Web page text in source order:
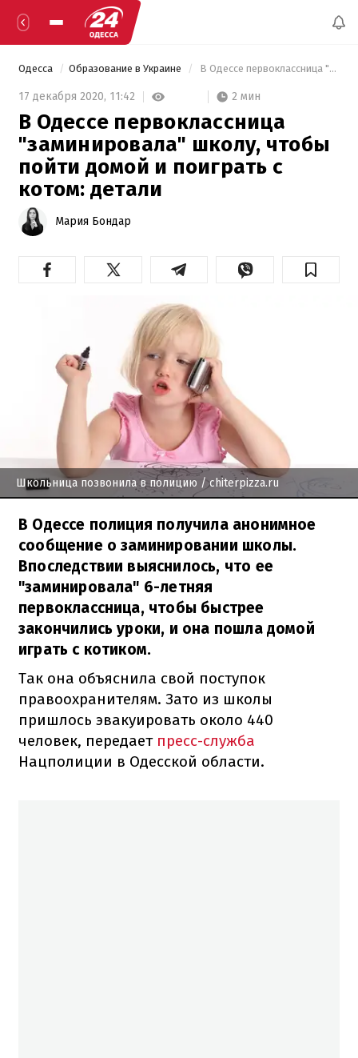
Одесса Образование в Украине В Одессе первоклассница "заминировала" школу, чтобы пойти домой и поиграть с котом: детали
17 декабря 2020, 11:42 2 мин
В Одессе первоклассница
"заминировала" школу, чтобы
пойти домой и поиграть с
котом: детали
Мария Бондар
Школьница позвонила в полицию / chiterpizza.ru
В Одессе полиция получила анонимное
сообщение о заминировании школы.
Впоследствии выяснилось, что ее
"заминировала" 6-летняя
первоклассница, чтобы быстрее
закончились уроки, и она пошла домой
играть с котиком.
Так она объяснила свой поступок
правоохранителям. Зато из школы
пришлось эвакуировать около 440
человек, передаетпресс-служба
Нацполиции в Одесской области.